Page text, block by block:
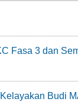
Fasa 3 dan
Budi